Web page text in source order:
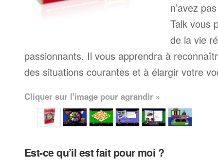
n’avez
Talk vous
de la vie
passionnants. Il vous apprendra à
des situations courantes et à élargir votre
Cliquer sur l'image pour agrandir »
Est-ce qu’il est fait pour moi ?